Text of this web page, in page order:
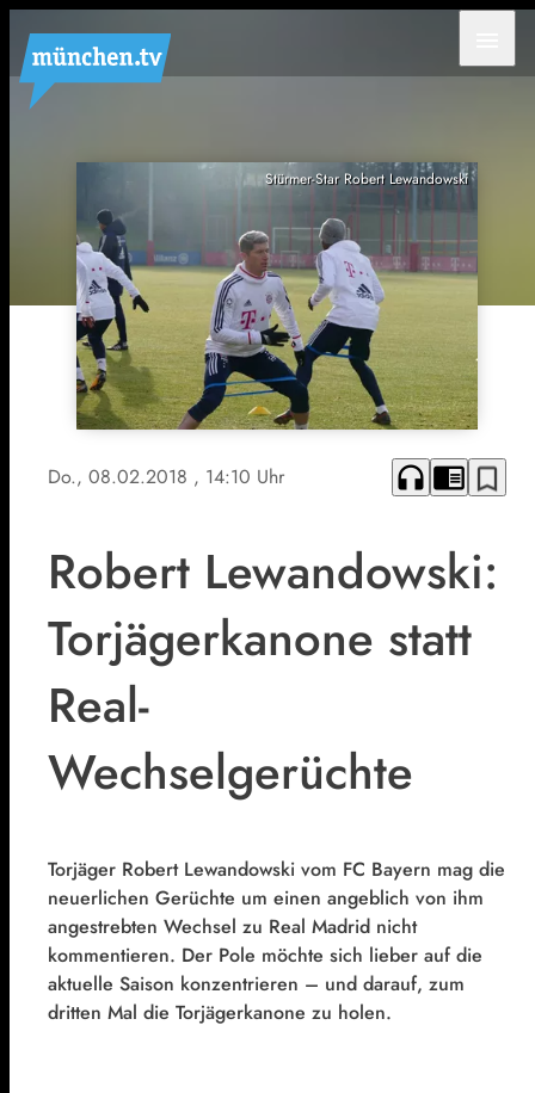
Stürmer-Star Robert Lewandowski
Do., 08.02.2018 , 14:10 Uhr headphones chrome_reader_mode bookmark_border
Robert Lewandowski:
Torjägerkanone statt
Real-
Wechselgerüchte
Torjäger Robert Lewandowski vom FC Bayern mag die
neuerlichen Gerüchte um einen angeblich von ihm
angestrebten Wechsel zu Real Madrid nicht
kommentieren. Der Pole möchte sich lieber auf die
aktuelle Saison konzentrieren – und darauf, zum
dritten Mal die Torjägerkanone zu holen.